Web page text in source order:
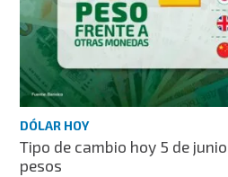
DÓLAR HOY
Tipo de cambio hoy 5 de
pesos